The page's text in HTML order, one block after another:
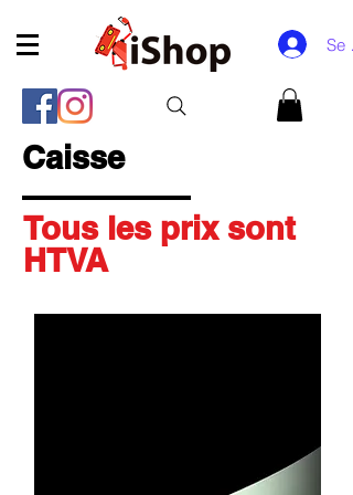
Se
Caisse
Tous les prix sont
HTVA